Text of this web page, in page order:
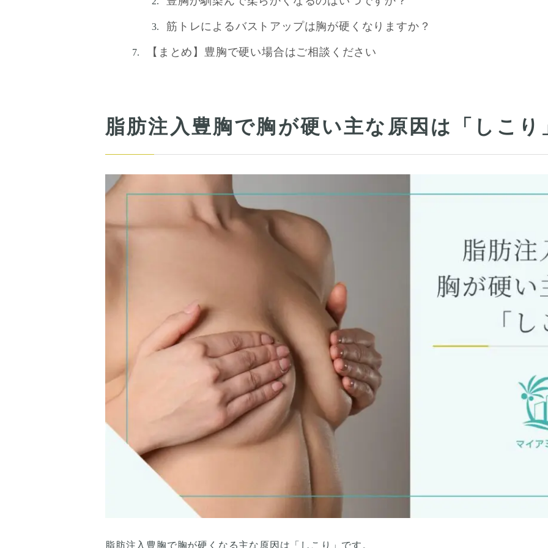
筋トレによるバストアップは胸が硬くなりますか？
【まとめ】豊胸で硬い場合はご相談ください
脂肪注入豊胸で胸が硬い主な原因は「しこり
脂肪注入豊胸で胸が硬くなる主な原因は「しこり」です。